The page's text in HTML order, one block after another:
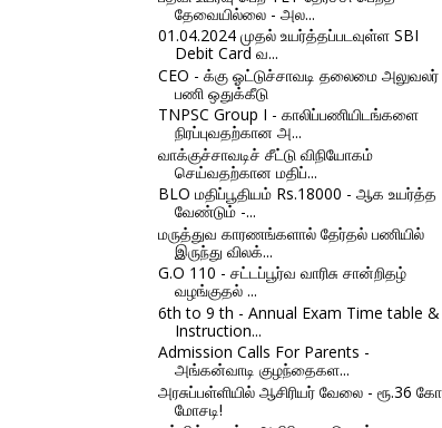
தேவையில்லை - அல...
01.04.2024 முதல் உயர்த்தப்படவுள்ள SBI
Debit Card வ...
CEO - க்கு ஓட்டுச்சாவடி தலைமை அலுவலர்
பணி ஒதுக்கீடு
TNPSC Group I - காலிப்பணியிடங்களை
நிரப்புவதற்கான அ...
வாக்குச்சாவடிச் சீட்டு விநியோகம்
செய்வதற்கான மதிப்...
BLO மதிப்பூதியம் Rs.18000 - ஆக உயர்த்த
வேண்டும் -...
மருத்துவ காரணங்களால் தேர்தல் பணியில்
இருந்து விலக்...
G.O 110 - சட்டப்பூர்வ வாரிசு சான்றிதழ்
வழங்குதல் ...
6th to 9 th - Annual Exam Time table &
Instruction...
Admission Calls For Parents -
அங்கன்வாடி குழந்தைகள...
அரசுப்பள்ளியில் ஆசிரியர் வேலை - ரூ.36
மோசடி!